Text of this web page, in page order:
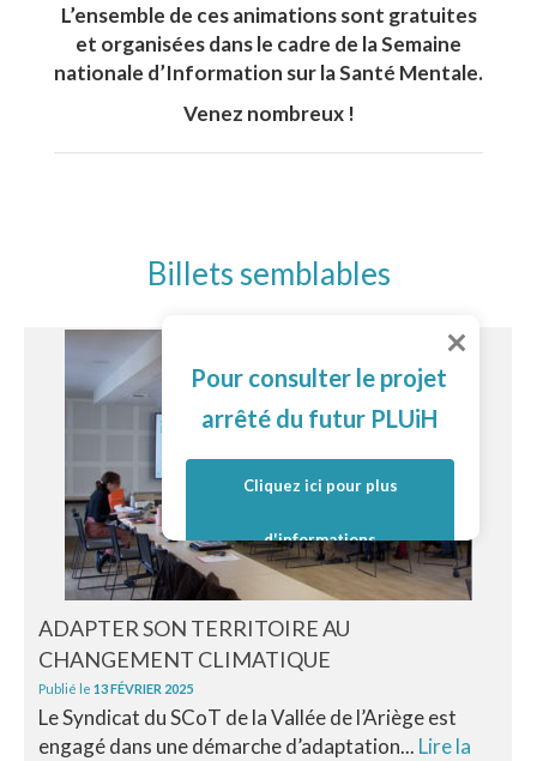
L’ensemble de ces animations sont gratuites
et organisées dans le cadre de la Semaine
nationale d’Information sur la Santé Mentale.
Venez nombreux !
Billets semblables
ADAPTER SON TERRITOIRE AU
CHANGEMENT CLIMATIQUE
Publié le 13 FÉVRIER 2025
Le Syndicat du SCoT de la Vallée de l’Ariège est
engagé dans une démarche d’adaptation... Lire la
Pour consulter le projet
arrêté du futur PLUiH
Cliquez ici pour plus
d'informations